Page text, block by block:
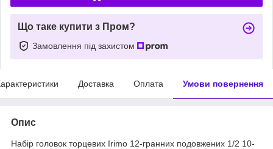
Що таке купити з Пром?
Замовлення під захистом
Доставка Оплата Умови повернення
Опис
Набір головок торцевих Irimo 12-гранних подовжених 1/2 10-